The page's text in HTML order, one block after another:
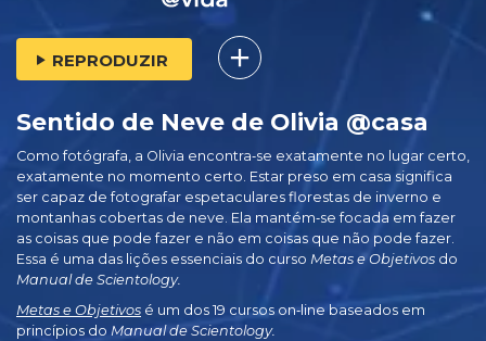
REPRODUZIR
Sentido de Neve de Olivia @casa
Como fotógrafa, a Olivia encontra‑se exatamente no lugar certo,
exatamente no momento certo. Estar preso em casa significa
ser capaz de fotografar espetaculares florestas de inverno e
montanhas cobertas de neve. Ela mantém‑se focada em fazer
as coisas que pode fazer e não em coisas que não pode fazer.
Essa é uma das lições essenciais do curso Metas e Objetivos do
Manual de Scientology.
Metas e Objetivos é um dos 19 cursos on‑line baseados em
princípios do Manual de Scientology.